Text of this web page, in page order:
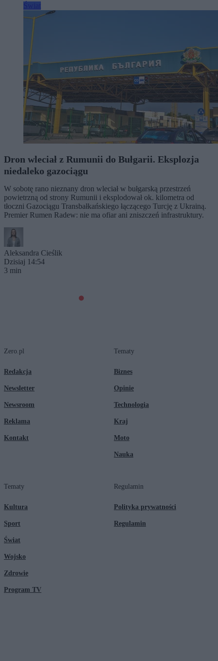
Dron wleciał z Rumunii do Bułgarii. Eksplozja
niedaleko gazociągu
W sobotę rano nieznany dron wleciał w bułgarską przestrzeń
powietrzną od strony Rumunii i eksplodował ok. kilometra od
tłoczni Gazociągu Transbałkańskiego łączącego Turcję z Ukrainą.
Premier Rumen Radew: nie ma ofiar ani zniszczeń infrastruktury.
Aleksandra Cieślik
Dzisiaj 14:54
3 min
Zero.pl
Redakcja
Newsletter
Newsroom
Reklama
Kontakt
Tematy
Biznes
Opinie
Technologia
Kraj
Moto
Nauka
Tematy
Kultura
Sport
Świat
Wojsko
Zdrowie
Program TV
Regulamin
Polityka prywatności
Regulamin